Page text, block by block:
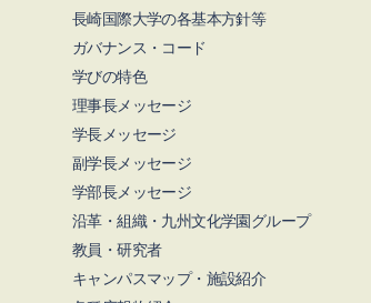
長崎国際大学の各基本方針等
ガバナンス・コード
学びの特色
理事長メッセージ
学長メッセージ
副学長メッセージ
学部長メッセージ
沿革・組織・九州文化学園グループ
教員・研究者
キャンパスマップ・施設紹介